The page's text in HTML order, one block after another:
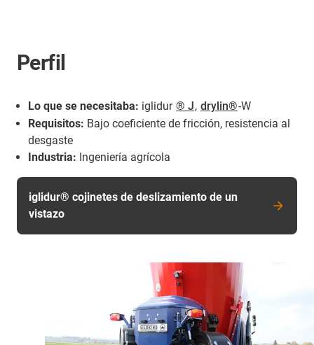
Perfil
Lo que se necesitaba: iglidur ® J, drylin®-W
Requisitos: Bajo coeficiente de fricción, resistencia al
desgaste
Industria: Ingeniería agrícola
iglidur® cojinetes de deslizamiento de un
vistazo